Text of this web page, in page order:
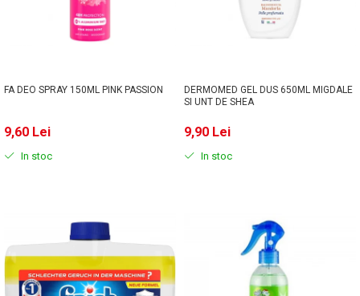
Solutie de indepartat rugina si
pentru par, masca de par
Vata demachianta
FA DEO SPRAY 150ML PINK PASSION
9,60 Lei
In stoc
DERMOMED GEL DUS 650ML MIGDALE
SI UNT DE SHEA
9,90 Lei
In stoc